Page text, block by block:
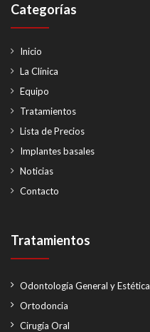
Categorías
Inicio
La Clínica
Equipo
Tratamientos
Lista de Precios
Implantes basales
Noticias
Contacto
Tratamientos
Odontología General y Estética
Ortodoncia
Cirugía Oral